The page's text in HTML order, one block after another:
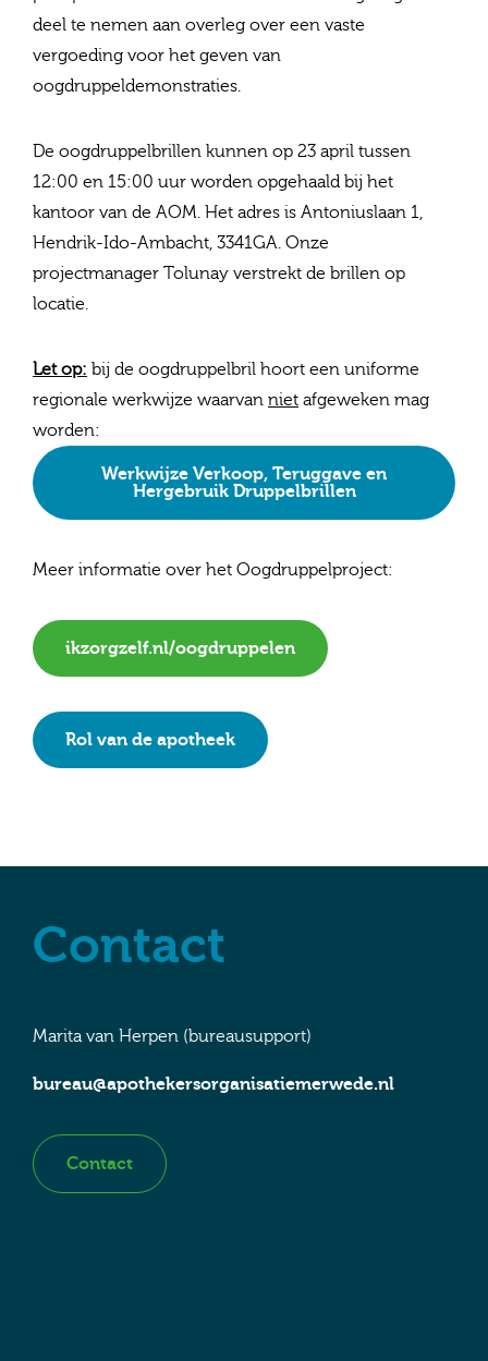
deel te nemen aan overleg over een vaste
vergoeding voor het geven van
oogdruppeldemonstraties.
De oogdruppelbrillen kunnen op 23 april tussen
12:00 en 15:00 uur worden opgehaald bij het
kantoor van de AOM. Het adres is Antoniuslaan 1,
Hendrik-Ido-Ambacht, 3341GA. Onze
projectmanager Tolunay verstrekt de brillen op
locatie.
Let op: bij de oogdruppelbril hoort een uniforme
regionale werkwijze waarvan niet afgeweken mag
worden:
Werkwijze Verkoop, Teruggave en
Hergebruik Druppelbrillen
Meer informatie over het Oogdruppelproject:
ikzorgzelf.nl/oogdruppelen
Rol van de apotheek
Contact
Marita van Herpen (bureausupport)
bureau@apothekersorganisatiemerwede.nl
Contact